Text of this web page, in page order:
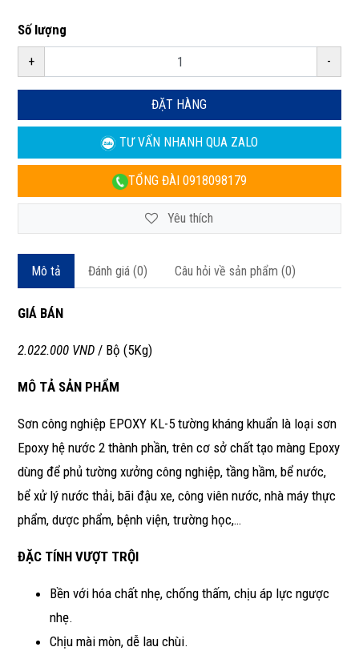
Số lượng
+ -
ĐẶT HÀNG
TƯ VẤN NHANHQUA ZALO
TỔNG ĐÀI 0918098179
Yêu thích
Mô tả Đánh giá (0) Câu hỏi về sản phẩm (0)
GIÁ BÁN
2.022.000 VND / Bộ (5Kg)
MÔ TẢ SẢN PHẨM
Sơn công nghiệp EPOXY KL-5 tường kháng khuẩn là loại sơn
Epoxy hệ nước 2 thành phần, trên cơ sở chất tạo màng Epoxy
dùng để phủ tường xưởng công nghiệp, tầng hầm, bể nước,
bể xử lý nước thải, bãi đậu xe, công viên nước, nhà máy thực
phẩm, dược phẩm, bệnh viện, trường học,…
ĐẶC TÍNH VƯỢT TRỘI
Bền với hóa chất nhẹ, chống thấm, chịu áp lực ngược
nhẹ.
Chịu mài mòn, dễ lau chùi.